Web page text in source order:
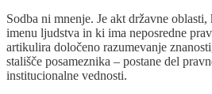
Sodba ni mnenje. Je akt državne
imenu ljudstva in ki ima neposredne
artikulira določeno razumevanje
stališče posameznika – postane del
institucionalne vednosti.